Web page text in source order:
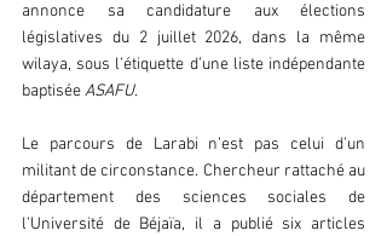
annonce sa candidature aux élections
législatives du 2 juillet 2026, dans la même
wilaya, sous l’étiquette d’une liste indépendante
baptisée ASAFU.
Le parcours de Larabi n’est pas celui d’un
militant de circonstance. Chercheur rattaché au
département des sciences sociales de
l’Université de Béjaïa, il a publié six articles